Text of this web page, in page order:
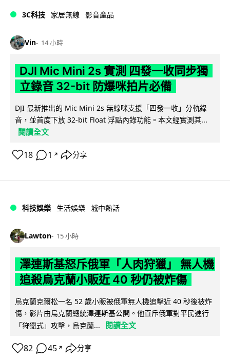
3C科技 家居無線 影音產品
Vin 14 小時
DJI Mic Mini 2s 實測 四發一收同步獨
立錄音 32-bit 防爆咪拍片必備
DJI 最新推出的 Mic Mini 2s 無線咪支援「四發一收」分軌錄
音，並首度下放 32-bit Float 浮點內錄功能。本文經實測其...
閱讀全文
18 1 ↗ 分享
科技娛樂 生活娛樂 城中熱話
Lawton 15 小時
澤連斯基怒斥俄軍「人肉狩獵」 無人機
追殺烏克蘭小販近 40 秒仍被炸傷
烏克蘭克爾松一名 52 歲小販被俄軍無人機追擊近 40 秒後被炸
傷，影片由烏克蘭總統澤連斯基公開。他直斥俄軍對平民進行
「狩獵式」攻擊，烏克蘭...
閱讀全文
82 45 ↗ 分享